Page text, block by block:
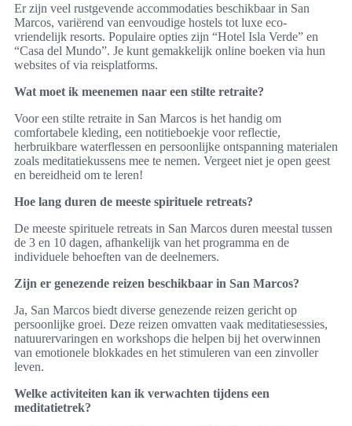
Er zijn veel rustgevende accommodaties beschikbaar in San
Marcos, variërend van eenvoudige hostels tot luxe eco-
vriendelijk resorts. Populaire opties zijn “Hotel Isla Verde” en
“Casa del Mundo”. Je kunt gemakkelijk online boeken via hun
websites of via reisplatforms.
Wat moet ik meenemen naar een stilte retraite?
Voor een stilte retraite in San Marcos is het handig om
comfortabele kleding, een notitieboekje voor reflectie,
herbruikbare waterflessen en persoonlijke ontspanning materialen
zoals meditatiekussens mee te nemen. Vergeet niet je open geest
en bereidheid om te leren!
Hoe lang duren de meeste spirituele retreats?
De meeste spirituele retreats in San Marcos duren meestal tussen
de 3 en 10 dagen, afhankelijk van het programma en de
individuele behoeften van de deelnemers.
Zijn er genezende reizen beschikbaar in San Marcos?
Ja, San Marcos biedt diverse genezende reizen gericht op
persoonlijke groei. Deze reizen omvatten vaak meditatiesessies,
natuurervaringen en workshops die helpen bij het overwinnen
van emotionele blokkades en het stimuleren van een zinvoller
leven.
Welke activiteiten kan ik verwachten tijdens een
meditatietrek?